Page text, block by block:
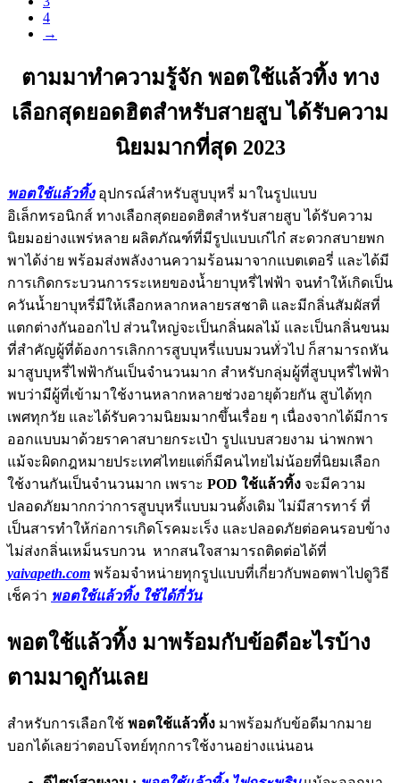
4
→
ตามมาทำความรู้จัก พอตใช้แล้วทิ้ง ทาง
เลือกสุดยอดฮิตสำหรับสายสูบ ได้รับความ
นิยมมากที่สุด 2023
พอตใช้แล้วทิ้งอุปกรณ์สำหรับสูบบุหรี่ มาในรูปแบบ
อิเล็กทรอนิกส์ ทางเลือกสุดยอดฮิตสำหรับสายสูบ ได้รับความ
นิยมอย่างแพร่หลาย ผลิตภัณฑ์ที่มีรูปแบบเก๋ไก๋ สะดวกสบายพก
พาได้ง่าย พร้อมส่งพลังงานความร้อนมาจากแบตเตอรี่ และได้มี
การเกิดกระบวนการระเหยของน้ำยาบุหรี่ไฟฟ้า จนทำให้เกิดเป็น
ควันน้ำยาบุหรี่มีให้เลือกหลากหลายรสชาติ และมีกลิ่นสัมผัสที่
แตกต่างกันออกไป ส่วนใหญ่จะเป็นกลิ่นผลไม้ และเป็นกลิ่นขนม
ที่สำคัญผู้ที่ต้องการเลิกการสูบบุหรี่แบบมวนทั่วไป ก็สามารถหัน
มาสูบบุหรี่ไฟฟ้ากันเป็นจำนวนมาก สำหรับกลุ่มผู้ที่สูบบุหรี่ไฟฟ้า
พบว่ามีผู้ที่เข้ามาใช้งานหลากหลายช่วงอายุด้วยกัน สูบได้ทุก
เพศทุกวัย และได้รับความนิยมมากขึ้นเรื่อย ๆ เนื่องจากได้มีการ
ออกแบบมาด้วยราคาสบายกระเป๋า รูปแบบสวยงาม น่าพกพา
แม้จะผิดกฎหมายประเทศไทยแต่ก็มีคนไทยไม่น้อยที่นิยมเลือก
ใช้งานกันเป็นจำนวนมาก เพราะ POD ใช้แล้วทิ้ง จะมีความ
ปลอดภัยมากกว่าการสูบบุหรี่แบบมวนดั้งเดิม ไม่มีสารทาร์ ที่
เป็นสารทำให้ก่อการเกิดโรคมะเร็ง และปลอดภัยต่อคนรอบข้าง
ไม่ส่งกลิ่นเหม็นรบกวน หากสนใจสามารถติดต่อได้ที่
yaivapeth.com พร้อมจำหน่ายทุกรูปแบบที่เกี่ยวกับพอตพาไปดูวิธี
เช็คว่า พอตใช้แล้วทิ้ง ใช้ได้กี่วัน
พอตใช้แล้วทิ้ง มาพร้อมกับข้อดีอะไรบ้าง
ตามมาดูกันเลย
สำหรับการเลือกใช้ พอตใช้แล้วทิ้ง มาพร้อมกับข้อดีมากมาย
บอกได้เลยว่าตอบโจทย์ทุกการใช้งานอย่างแน่นอน